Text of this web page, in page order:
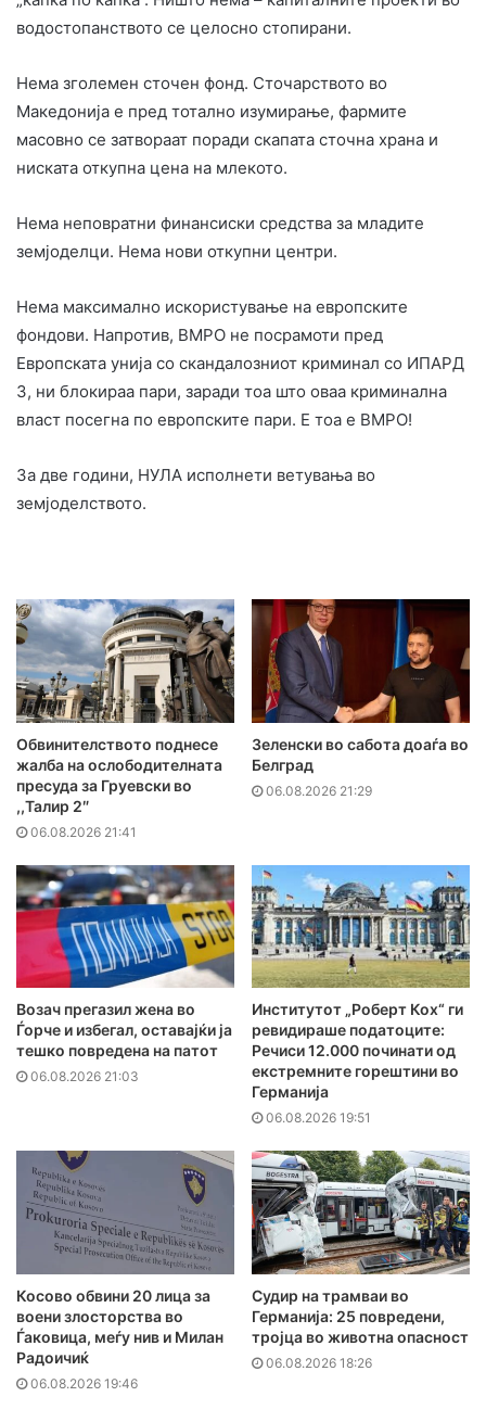
водостопанството се целосно стопирани.
Нема зголемен сточен фонд. Сточарството во
Македонија е пред тотално изумирање, фармите
масовно се затвораат поради скапата сточна храна и
ниската откупна цена на млекото.
Нема неповратни финансиски средства за младите
земјоделци. Нема нови откупни центри.
Нема максимално искористување на европските
фондови. Напротив, ВМРО не посрамоти пред
Европската унија со скандалозниот криминал со ИПАРД
3, ни блокираа пари, заради тоа што оваа криминална
власт посегна по европските пари. Е тоа е ВМРО!
За две години, НУЛА исполнети ветувања во
земјоделството.
Обвинителството поднесе
жалба на ослободителната
пресуда за Груевски во
,,Талир 2″
06.08.2026 21:41
Зеленски во сабота доаѓа во
Белград
06.08.2026 21:29
Возач прегазил жена во
Ѓорче и избегал, оставајќи ја
тешко повредена на патот
06.08.2026 21:03
Институтот „Роберт Кох“ ги
ревидираше податоците:
Речиси 12.000 починати од
екстремните горештини во
Германија
06.08.2026 19:51
Косово обвини 20 лица за
воени злосторства во
Ѓаковица, меѓу нив и Милан
Радоичиќ
06.08.2026 19:46
Судир на трамваи во
Германија: 25 повредени,
тројца во животна опасност
06.08.2026 18:26